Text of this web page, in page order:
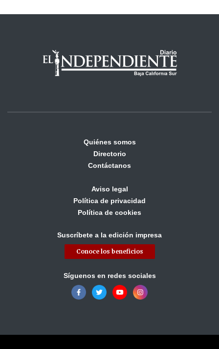
Quiénes somos
Directorio
Contáctanos
Aviso legal
Política de privacidad
Política de cookies
Suscríbete a la edición impresa
Conoce los beneficios
Síguenos en redes sociales